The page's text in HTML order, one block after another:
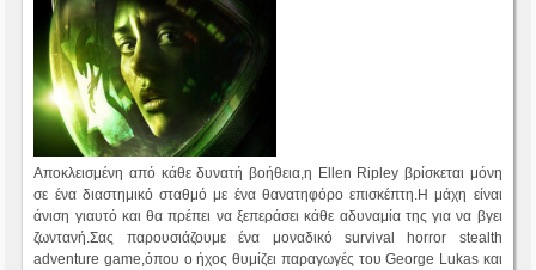
Αποκλεισμένη από κάθε δυνατή βοήθεια,η Ellen Ripley βρίσκεται μόνη
σε ένα διαστημικό σταθμό με ένα θανατηφόρο επισκέπτη.Η μάχη είναι
άνιση γιαυτό και θα πρέπει να ξεπεράσει κάθε αδυναμία της για να βγει
ζωντανή.Σας παρουσιάζουμε ένα μοναδικό survival horror stealth
adventure game,όπου ο ήχος θυμίζει παραγωγές του George Lukas και